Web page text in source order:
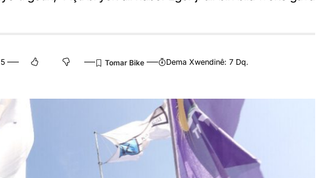
Dema Xwendinê: 7 Dq.